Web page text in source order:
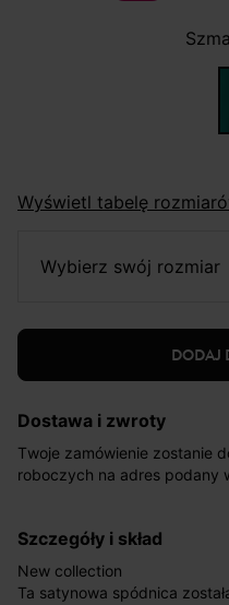
Wyświetl tabelę
wybierz swój rozmiar
DODAJ
Dostawa i zwroty
Twoje zamówienie zostanie
roboczych na adres podany
pośrednictwem DHL Express.
Nowość: Zamówienia dostarczamy w ciągu 4-6 dni
roboczych do wybranego
szczegóły i skład
New collection
Ta satynowa spódnica